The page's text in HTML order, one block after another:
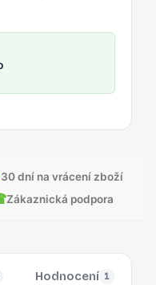
30 dní na vrácení zboží
Zákaznická podpora
Hodnocení 1